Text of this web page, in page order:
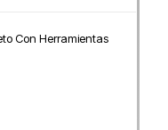
Con Herramientas